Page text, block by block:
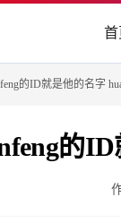
首
的ID就是他的名字
的